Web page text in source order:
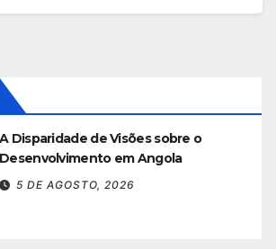
A Disparidade de Visões sobre o
Desenvolvimento em Angola
5 DE AGOSTO, 2026